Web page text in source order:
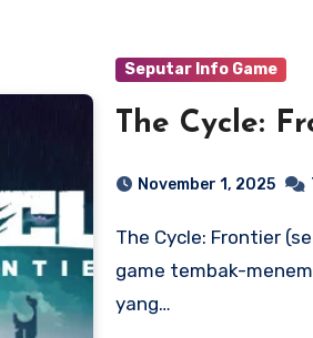
Seputar Info Game
The Cycle:
November 1, 2025
The Cycle: Frontier (sebelumnya berjudul The Cycle) adalah
game tembak-
yang…